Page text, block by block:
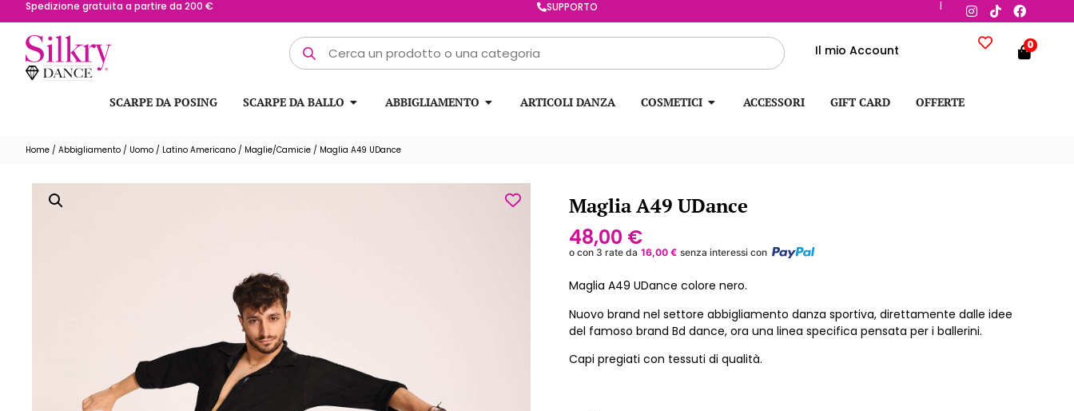
Spedizione gratuita a partire da 200 € SUPPORTO |
Il mio Account 0
SCARPE DA POSING SCARPE DA BALLO ABBIGLIAMENTO ARTICOLI DANZA COSMETICI ACCESSORI GIFT CARD OFFERTE
Home / Abbigliamento / Uomo / Latino Americano / Maglie/Camicie / Maglia A49 UDance
Maglia A49 UDance
48,00 €
o con 3 rate da 16,00 € senza interessi con
Maglia A49 UDance colore nero.
Nuovo brand nel settore abbigliamento danza sportiva, direttamente dalle idee
del famoso brand Bd dance, ora una linea specifica pensata per i ballerini.
Capi pregiati con tessuti di qualità.